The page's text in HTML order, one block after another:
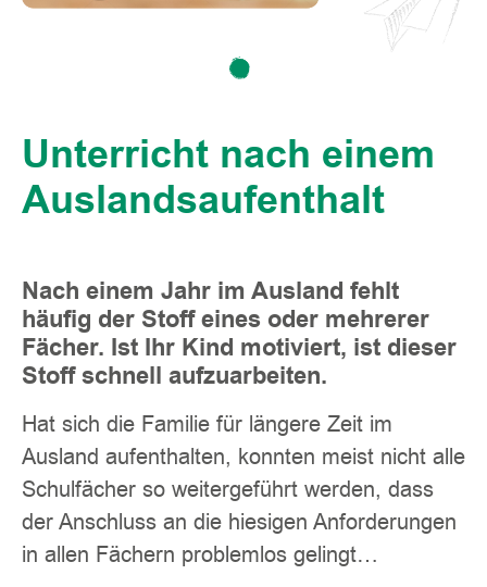
Unterricht nach einem
Auslandsaufenthalt
Nach einem Jahr im Ausland fehlt
häufig der Stoff eines oder mehrerer
Fächer. Ist Ihr Kind motiviert, ist dieser
Stoff schnell aufzuarbeiten.
Hat sich die Familie für längere Zeit im
Ausland aufenthalten, konnten meist nicht alle
Schulfächer so weitergeführt werden, dass
der Anschluss an die hiesigen Anforderungen
in allen Fächern problemlos gelingt…